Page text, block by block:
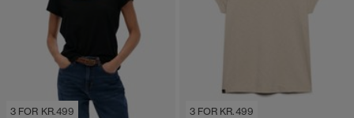
3 FOR KR.499 3 FOR KR.499